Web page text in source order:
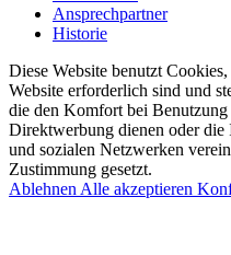
Ansprechpartner
Historie
Diese Website benutzt
Website erforderlich sind und
die den Komfort bei Benutzung
Direktwerbung dienen oder die
und sozialen Netzwerken
Zustimmung gesetzt.
AblehnenAlle akzeptieren